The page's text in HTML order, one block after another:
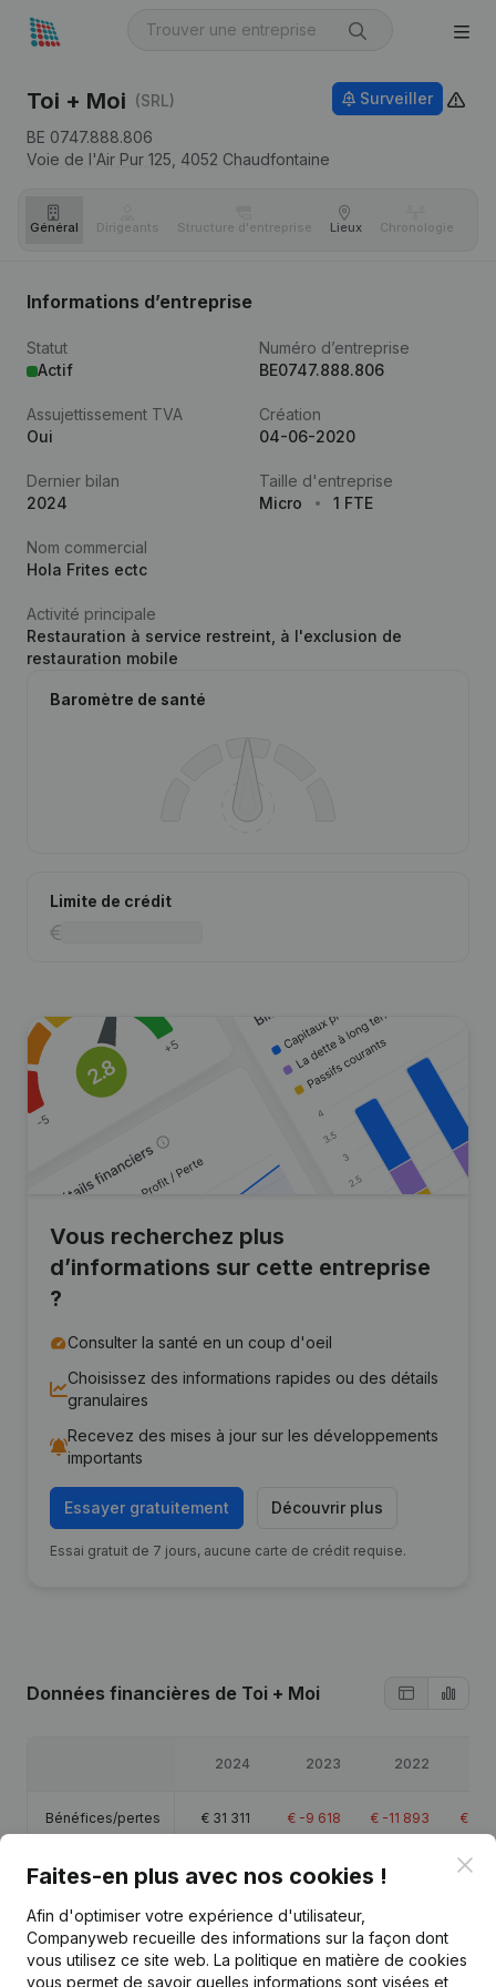
Toi + Moi (SRL)
BE 0747.888.806
Voie de l'Air Pur 125, 4052 Chaudfontaine
Surveiller
Général Dirigeants Structure d'entreprise Lieux Chronologie
Informations d’entreprise
Statut
Actif
Numéro d’entreprise
BE0747.888.806
Assujettissement TVA
Oui
Création
04-06-2020
Dernier bilan
2024
Taille d'entreprise
Micro
1 FTE
Nom commercial
Hola Frites ectc
Activité principale
Restauration à service restreint, à l'exclusion de
restauration mobile
Baromètre de santé
Limite de crédit
Vous recherchez plus
d’informations sur cette entreprise
?
Consulter la santé en un coup d'oeil
Choisissez des informations rapides ou des détails
granulaires
Recevez des mises à jour sur les développements
importants
Essayer gratuitement Découvrir plus
Essai gratuit de 7 jours, aucune carte de crédit requise.
Données financières de Toi + Moi
2024 2023 2022
Bénéfices/pertes € 31 311 € -9 618 € -11 893 €
Capitaux propres €-48 416 € -79 727 € -70 109 €
Marge brute €62 227 €-1 412
Faites-en plus avec nos cookies !
Afin d'optimiser votre expérience d'utilisateur,
Companyweb recueille des informations sur la façon dont
vous utilisez ce site web. La politique en matière de cookies
vous permet de savoir quelles informations sont visées et